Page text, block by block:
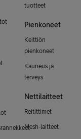
tuotteet
Pienkoneet
Keittiön
pienkoneet
Kauneus ja
terveys
Nettilaitteet
Reitittimet
Mesh-laitteet